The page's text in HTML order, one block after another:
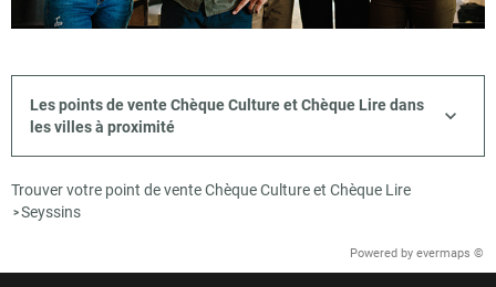
Les points de vente Chèque Culture et Chèque Lire dans
les villes à proximité
Trouver votre point de vente Chèque Culture et Chèque Lire
>Seyssins
Powered by evermaps ©